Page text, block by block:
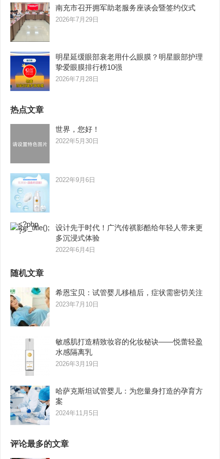
南充市召开拥军助老服务座谈会暨签约仪式
2026年7月29日
明星延缓眼部衰老用什么眼膜？明星眼部护理
挚爱眼膜排行榜10强
2026年7月28日
热点文章
世界，您好！
2022年5月30日
2022年9月6日
设计先于时代！广汽传祺影酷给年轻人带来更
多沉浸式体验
2022年6月4日
随机文章
希恩宝贝：试管婴儿移植后，症状需密切关注
2023年7月10日
敏感肌打造精致妆容的化妆秘诀——悦蕾轻盈
水感隔离乳
2026年3月19日
哈萨克斯坦试管婴儿：为您量身打造的孕育方
案
2024年11月5日
评论最多的文章